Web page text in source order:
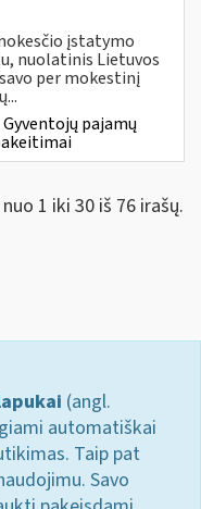
įstatymo
nuolatinis Lietuvos
per mokestinį
Gyventojų pajamų
1 iki 30 iš 76 irašų.
(angl.
automatiškai
Taip pat
Savo